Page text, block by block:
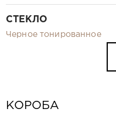
СТЕКЛО
Черное тонированное
КОРОБА